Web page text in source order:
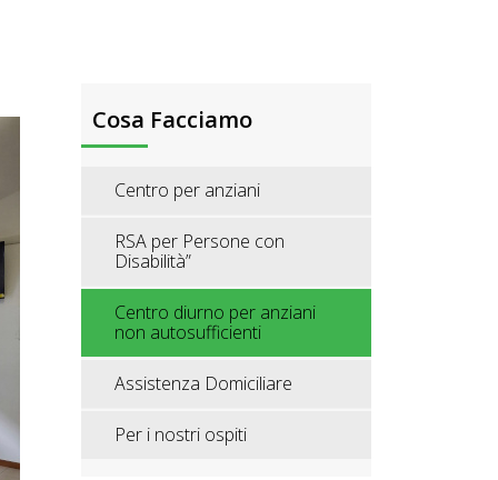
Cosa Facciamo
Centro per anziani
RSA per Persone con
Disabilità”
Centro diurno per anziani
non autosufficienti
Assistenza Domiciliare
Per i nostri ospiti